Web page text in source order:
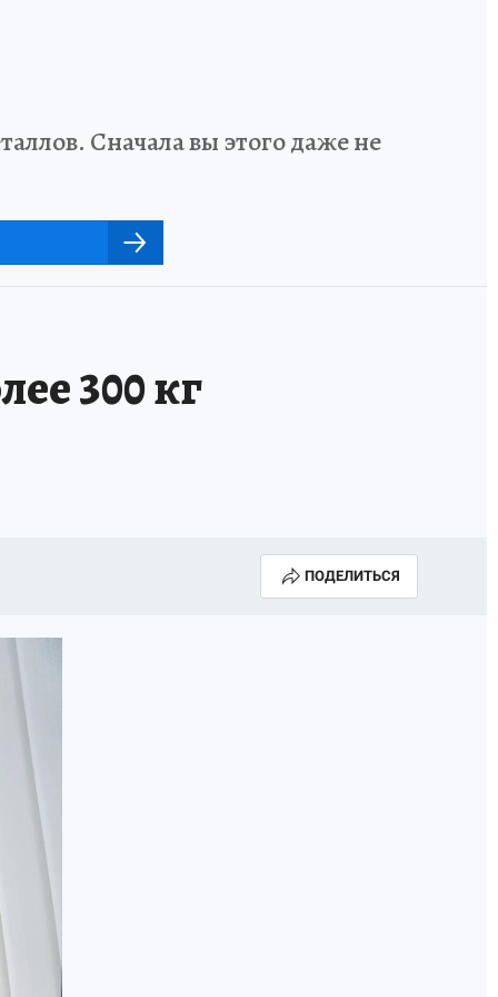
Сначала вы этого даже не
300 кг
ПОДЕЛИТЬСЯ